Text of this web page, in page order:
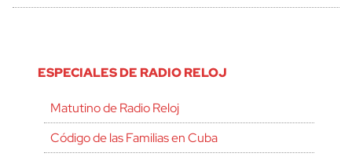
ESPECIALES DE RADIO RELOJ
Matutino de Radio Reloj
Código de las Familias en Cuba